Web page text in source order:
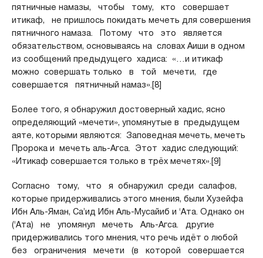
пятничные намазы, чтобы тому, кто совершает
итикаф, не пришлось покидать мечеть для совершения
пятничного намаза. Потому что это является
обязательством, основываясь на словах Аиши в одном
из сообщений предыдущего хадиса: «…и итикаф
можно совершать только в той мечети, где
совершается пятничный намаз».[8]
Более того, я обнаружил достоверный хадис, ясно
определяющий «мечети», упомянутые в предыдущем
аяте, которыми являются: Заповедная мечеть, мечеть
Пророка и мечеть аль-Агса. Этот хадис следующий:
«Итикаф совершается только в трёх мечетях».[9]
Согласно тому, что я обнаружил среди салафов,
которые придерживались этого мнения, были Хузейфа
Ибн Аль-Яман, Са’ид Ибн Аль-Мусайиб и ‘Ата. Однако он
(‘Ата) не упомянул мечеть Аль-Агса. другие
придерживались того мнения, что речь идёт о любой
без ограничения мечети (в которой совершается